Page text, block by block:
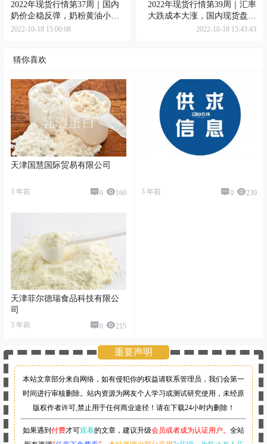
2022年现货行情第37周｜国内
奶价企稳反弹，奶粉黄油小步
上行
2022-10-18 15:00:08
2022年现货行情第39周｜汇率
大跌成本大涨，国内现货盘整
待升
2022-10-18 15:43:43
猜你喜欢
天津国慧国际贸易有限公司
3 年前 0 160 3 年前 0 230
天津菲尔德瑞食品科技有限公
司
3 年前 0 215
重要声明
本站文章部分来自网络，如有侵犯你的权益请联系管理员， 我们会第一
时间进行审核删除。站内资源为网友个人学习或测试研究使用，未经原
版权作者许可,禁止用于任何商业途径！请在下载24小时内删除！
如果遇到 付费才可观看的文章，建议升级会员或者成为认证用户。 全站